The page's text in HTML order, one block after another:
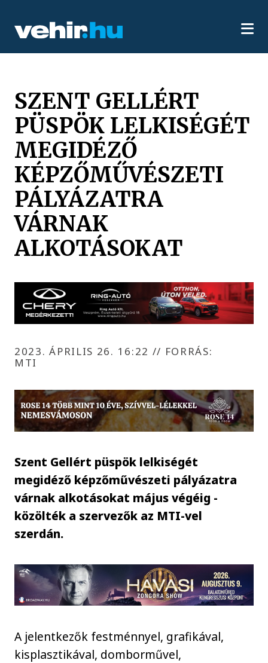
SZENT GELLÉRT
PÜSPÖK LELKISÉGÉT
MEGIDÉZŐ
KÉPZŐMŰVÉSZETI
PÁLYÁZATRA
VÁRNAK
ALKOTÁSOKAT
2023. ÁPRILIS 26. 16:22 // FORRÁS:
MTI
Szent Gellért püspök lelkiségét
megidéző képzőművészeti pályázatra
várnak alkotásokat május végéig -
közölték a szervezők az MTI-vel
szerdán.
A jelentkezők festménnyel, grafikával,
kisplasztikával, domborművel,